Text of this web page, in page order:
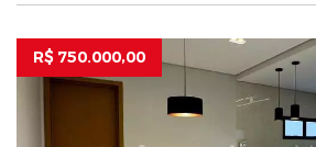
R$ 750.000,00